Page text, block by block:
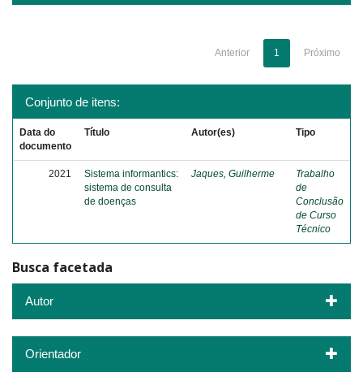
Anterior 1 Próximo
Conjunto de itens:
Data do
documento
Título Autor(es) Tipo
2021
Sistema informantics:
sistema de consulta
de doenças
Jaques, Guilherme
Trabalho
de
Conclusão
de Curso
Técnico
Busca facetada
Autor
Orientador